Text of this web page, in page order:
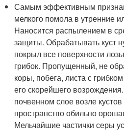
Самым эффективным
мелкого помола в утренние
Наносится распылением в
защиты. Обрабатывать куст
покрыл все поверхности
грибок. Пропущенный, не
коры, побега, листа с
его скорейшего
почвенном слое возле
пространство обильно
Мельчайшие частички серы